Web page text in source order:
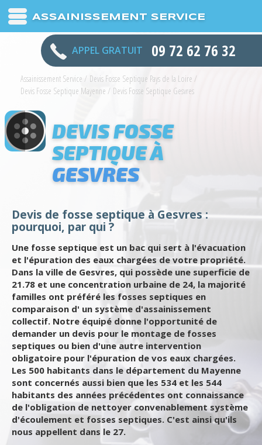
ASSAINISSEMENT SERVICE
APPEL GRATUIT 09 72 62 76 32
Assainissement Service / Devis Fosse Septique Pays de la Loire /
Devis Fosse Septique Mayenne / Devis Fosse Septique Gesvres
DEVIS FOSSE
SEPTIQUE À
GESVRES
Devis de fosse septique à Gesvres :
pourquoi, par qui ?
Une fosse septique est un bac qui sert à l'évacuation
et l'épuration des eaux chargées de votre propriété.
Dans la ville de Gesvres, qui possède une superficie de
21.78 et une concentration urbaine de 24, la majorité
familles ont préféré les fosses septiques en
comparaison d' un système d'assainissement
collectif. Notre équipé donne l'opportunité de
demander un devis pour le montage de fosses
septiques ou bien d'une autre intervention
obligatoire pour l'épuration de vos eaux chargées.
Les 500 habitants dans le département du Mayenne
sont concernés aussi bien que les 534 et les 544
habitants des années précédentes ont connaissance
de l'obligation de nettoyer convenablement système
d'écoulement et fosses septiques. C'est ainsi qu'ils
nous appellent dans le 27.